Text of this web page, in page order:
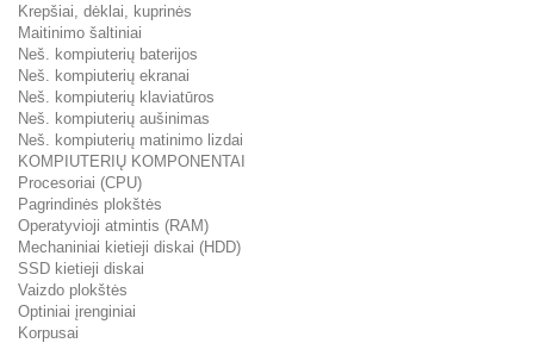
Krepšiai, dėklai, kuprinės
Maitinimo šaltiniai
Neš. kompiuterių baterijos
Neš. kompiuterių ekranai
Neš. kompiuterių klaviatūros
Neš. kompiuterių aušinimas
Neš. kompiuterių matinimo lizdai
KOMPIUTERIŲ KOMPONENTAI
Procesoriai (CPU)
Pagrindinės plokštės
Operatyvioji atmintis (RAM)
Mechaniniai kietieji diskai (HDD)
SSD kietieji diskai
Vaizdo plokštės
Optiniai įrenginiai
Korpusai